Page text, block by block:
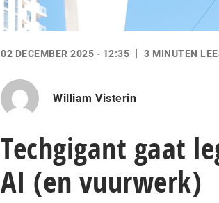
02 DECEMBER 2025 - 12:35 3 MINUTEN
William Visterin
Techgigant gaat
AI (en vuurwerk)